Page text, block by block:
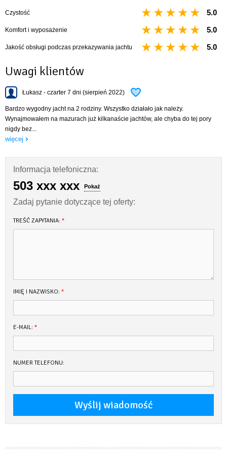
wiadro i szczotka do czyszczenia
skrzynka narzędziowa + zapasowe szekle
Czystość 5.0
Komfort i wyposażenie 5.0
Jakość obsługi podczas przekazywania jachtu 5.0
Uwagi klientów
Łukasz - czarter 7 dni (sierpień 2022)
Bardzo wygodny jacht na 2 rodziny. Wszystko działało jak należy.
Wynajmowałem na mazurach już kilkanaście jachtów, ale chyba do tej pory
nigdy bez...
więcej
Informacja telefoniczna:
503 xxx xxx Pokaż
Zadaj pytanie dotyczące tej oferty:
TREŚĆ ZAPYTANIA: *
IMIĘ I NAZWISKO: *
E-MAIL: *
NUMER TELEFONU: